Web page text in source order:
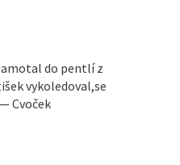
do pentlí z
vykoledoval,se
Cvoček